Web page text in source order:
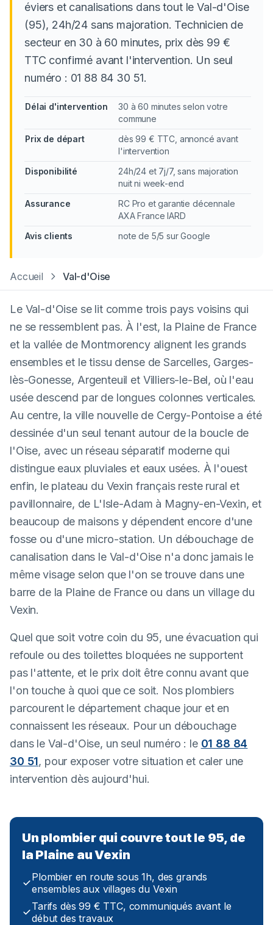
éviers et canalisations dans tout le Val-d'Oise
(95), 24h/24 sans majoration. Technicien de
secteur en 30 à 60 minutes, prix dès 99 €
TTC confirmé avant l'intervention. Un seul
numéro : 01 88 84 30 51.
Délai d'intervention
30 à 60 minutes selon votre
commune
Prix de départ
dès 99 € TTC, annoncé avant
l'intervention
Disponibilité
24h/24 et 7j/7, sans majoration
nuit ni week-end
Assurance
RC Pro et garantie décennale
AXA France IARD
Avis clients
note de 5/5 sur Google
Accueil Val-d'Oise
Le Val-d'Oise se lit comme trois pays voisins qui
ne se ressemblent pas. À l'est, la Plaine de France
et la vallée de Montmorency alignent les grands
ensembles et le tissu dense de Sarcelles, Garges-
lès-Gonesse, Argenteuil et Villiers-le-Bel, où l'eau
usée descend par de longues colonnes verticales.
Au centre, la ville nouvelle de Cergy-Pontoise a été
dessinée d'un seul tenant autour de la boucle de
l'Oise, avec un réseau séparatif moderne qui
distingue eaux pluviales et eaux usées. À l'ouest
enfin, le plateau du Vexin français reste rural et
pavillonnaire, de L'Isle-Adam à Magny-en-Vexin, et
beaucoup de maisons y dépendent encore d'une
fosse ou d'une micro-station. Un débouchage de
canalisation dans le Val-d'Oise n'a donc jamais le
même visage selon que l'on se trouve dans une
barre de la Plaine de France ou dans un village du
Vexin.
Quel que soit votre coin du 95, une évacuation qui
refoule ou des toilettes bloquées ne supportent
pas l'attente, et le prix doit être connu avant que
l'on touche à quoi que ce soit. Nos plombiers
parcourent le département chaque jour et en
connaissent les réseaux. Pour un débouchage
dans le Val-d'Oise, un seul numéro : le 01 88 84
30 51, pour exposer votre situation et caler une
intervention dès aujourd'hui.
Un plombier qui couvre tout le 95, de
la Plaine au Vexin
Plombier en route sous 1h, des grands
ensembles aux villages du Vexin
Tarifs dès 99 € TTC, communiqués avant le
début des travaux